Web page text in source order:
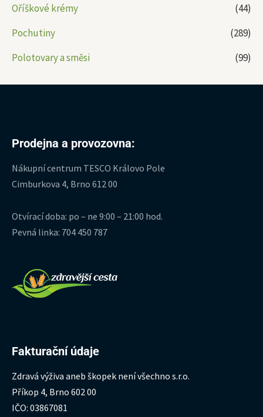
Oříškové krémy
(44)
Pochutiny
(289)
Polotovary a směsi
(99)
Prodejna a provozovna:
Nákupní centrum TESCO Královo Pole
Cimburkova 4, Brno 612 00
Otvírací doba: po – ne 9:00 – 21:00 hod.
Pevná linka: 704 450 787
Fakturační údaje
Zdravá výživa aneb škopek není všechno s.r.o.
Příkop 4, Brno 602 00
IČO: 03867081